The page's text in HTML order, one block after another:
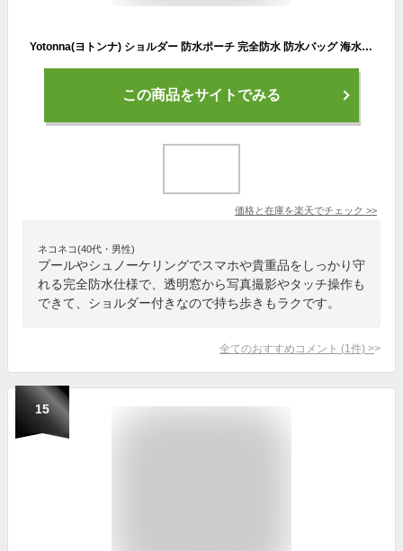
Yotonna(ヨトンナ) ショルダー 防水ポーチ 完全防水 防水バッグ 海水浴 [透明窓・撮影可・タッチ可能] 3重防水チャック 小物入れ 防水ケース プールバッグ 海 プール 温泉 釣り アウトドア PV…
この商品をサイトでみる
価格と在庫を楽天でチェック >>
ネコネコ(40代・男性)
プールやシュノーケリングでスマホや貴重品をしっかり守
れる完全防水仕様で、透明窓から写真撮影やタッチ操作も
できて、ショルダー付きなので持ち歩きもラクです。
全てのおすすめコメント (1 件) >
15